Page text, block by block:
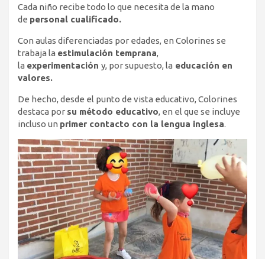
Cada niño recibe todo lo que necesita de la mano
de personal cualificado.
Con aulas diferenciadas por edades, en Colorines se
trabaja la estimulación temprana,
la experimentación y, por supuesto, la educación en
valores.
De hecho, desde el punto de vista educativo, Colorines
destaca por su método educativo, en el que se incluye
incluso un primer contacto con la lengua inglesa.